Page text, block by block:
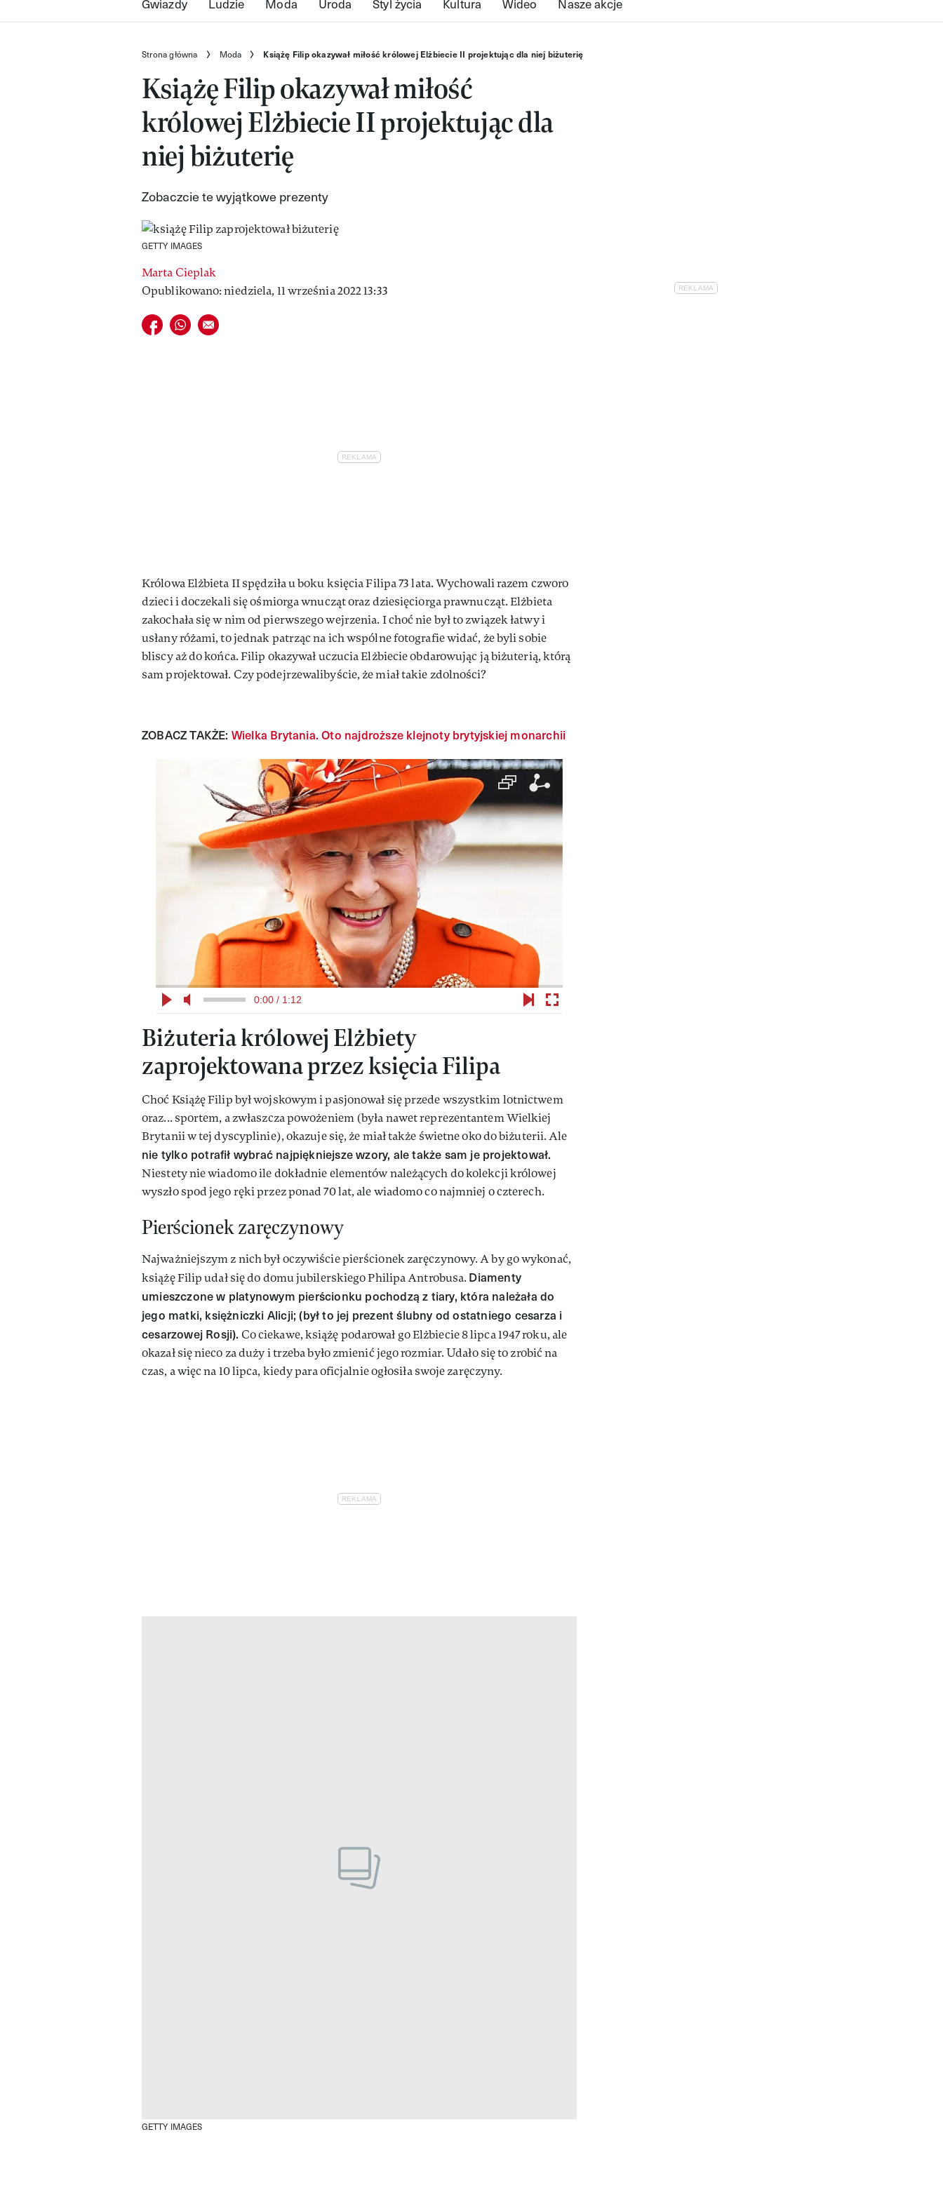
Strona główna Moda Książę Filip okazywał miłość królowej Elżbiecie II projektując dla niej biżuterię
Książę Filip okazywał miłość
królowej Elżbiecie II projektując dla
niej biżuterię
Zobaczcie te wyjątkowe prezenty
GETTY IMAGES
Marta Cieplak
Opublikowano: niedziela, 11 września 2022 13:33
Udostępnij na facebook
Udostępnij na whatsapp
E-mail do przyjaciela
Królowa Elżbieta II spędziła u boku księcia Filipa 73 lata. Wychowali razem czworo
dzieci i doczekali się ośmiorga wnucząt oraz dziesięciorga prawnucząt. Elżbieta
zakochała się w nim od pierwszego wejrzenia. I choć nie był to związek łatwy i
usłany różami, to jednak patrząc na ich wspólne fotografie widać, że byli sobie
bliscy aż do końca. Filip okazywał uczucia Elżbiecie obdarowując ją biżuterią, którą
sam projektował. Czy podejrzewalibyście, że miał takie zdolności?
ZOBACZ TAKŻE: Wielka Brytania. Oto najdroższe klejnoty brytyjskiej monarchii
0:00 / 1:12
Biżuteria królowej Elżbiety
zaprojektowana przez księcia Filipa
Choć Książę Filip był wojskowym i pasjonował się przede wszystkim lotnictwem
oraz... sportem, a zwłaszcza powożeniem (była nawet reprezentantem Wielkiej
Brytanii w tej dyscyplinie), okazuje się, że miał także świetne oko do biżuterii. Ale
nie tylko potrafił wybrać najpiękniejsze wzory, ale także sam je projektował.
Niestety nie wiadomo ile dokładnie elementów należących do kolekcji królowej
wyszło spod jego ręki przez ponad 70 lat, ale wiadomo co najmniej o czterech.
Pierścionek zaręczynowy
Najważniejszym z nich był oczywiście pierścionek zaręczynowy. A by go wykonać,
książę Filip udał się do domu jubilerskiego Philipa Antrobusa. Diamenty
umieszczone w platynowym pierścionku pochodzą z tiary, która należała do
jego matki, księżniczki Alicji; (był to jej prezent ślubny od ostatniego cesarza i
cesarzowej Rosji). Co ciekawe, książę podarował go Elżbiecie 8 lipca 1947 roku, ale
okazał się nieco za duży i trzeba było zmienić jego rozmiar. Udało się to zrobić na
czas, a więc na 10 lipca, kiedy para oficjalnie ogłosiła swoje zaręczyny.
GETTY IMAGES